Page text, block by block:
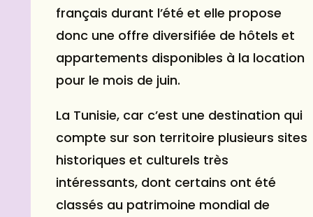
français durant l’été et elle propose
donc une offre diversifiée de hôtels et
appartements disponibles à la location
pour le mois de juin.
La Tunisie, car c’est une destination qui
compte sur son territoire plusieurs sites
historiques et culturels très
intéressants, dont certains ont été
classés au patrimoine mondial de